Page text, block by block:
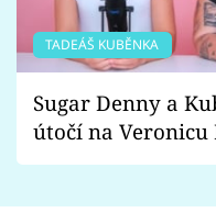
TADEÁŠ KUBĚNKA
Sugar Denny a
útočí na Veronicu
Proč je podle nich